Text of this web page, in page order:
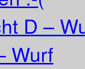
D –
Wurf